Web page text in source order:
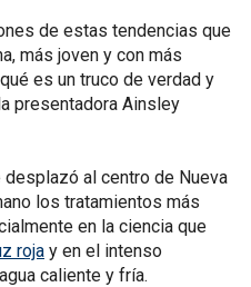
de estas tendencias que
más joven y con más
es un truco de verdad y
presentadora Ainsley
al centro de Nueva
los tratamientos más
en la ciencia que
roja y en el intenso
caliente y fría.